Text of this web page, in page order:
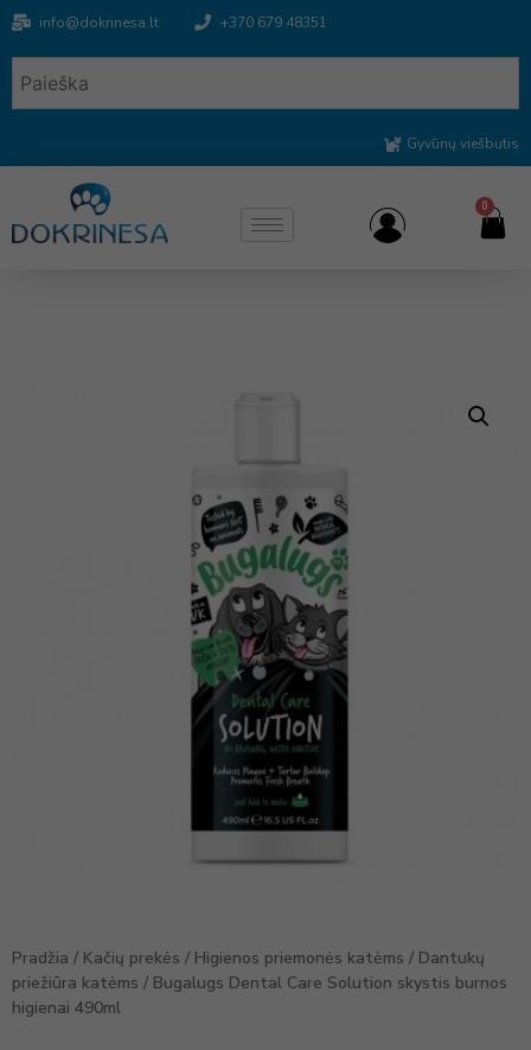
info@dokrinesa.lt +370 679 48351
Gyvūnų viešbutis
0
Pradžia / Kačių prekės / Higienos priemonės katėms / Dantukų
priežiūra katėms / Bugalugs Dental Care Solution skystis burnos
higienai 490ml